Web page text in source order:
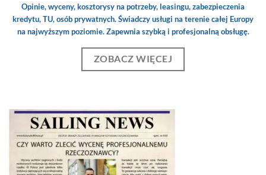
Opinie, wyceny, kosztorysy na potrzeby, leasingu, zabezpieczenia
kredytu, TU, osób prywatnych. Świadczy usługi na terenie całej Europy
na najwyższym poziomie. Zapewnia szybką i profesjonalną obsługę.
ZOBACZ WIĘCEJ